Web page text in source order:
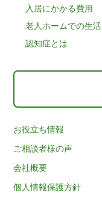
お役立ち情報
ご相談者様の声
会社概要
個人情報保護方針
入居にかかる費用
老人ホームでの生活
認知症とは